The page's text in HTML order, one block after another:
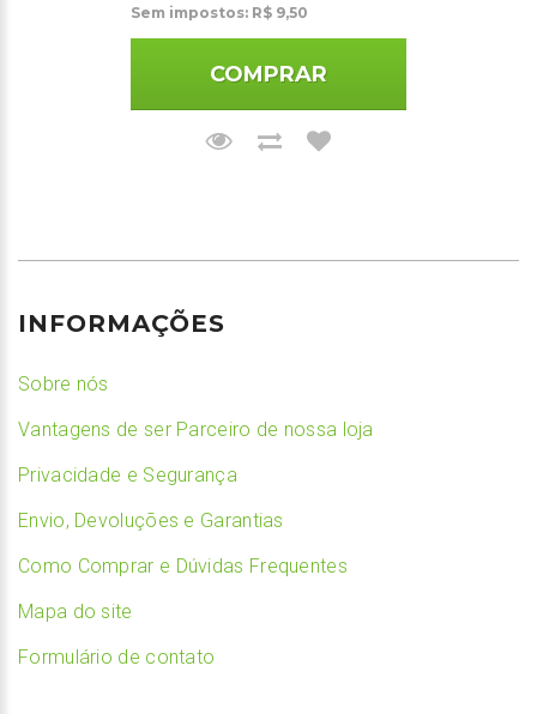
Sem impostos: R$ 9,50
COMPRAR
INFORMAÇÕES
Sobre nós
Vantagens de ser Parceiro de nossa loja
Privacidade e Segurança
Envio, Devoluções e Garantias
Como Comprar e Dúvidas Frequentes
Mapa do site
Formulário de contato